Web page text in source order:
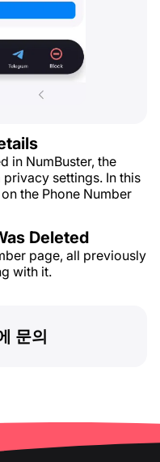
in NumBuster, the
settings. In this
the Phone Number
Deleted
page, all previously
with it.
문의